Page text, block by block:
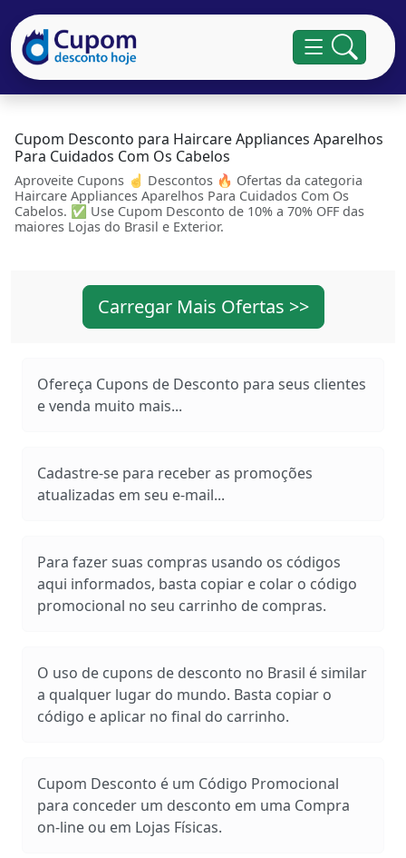
Cupom Desconto para Haircare Appliances Aparelhos
Para Cuidados Com Os Cabelos
Aproveite Cupons ☝ Descontos 🔥 Ofertas da categoria
Haircare Appliances Aparelhos Para Cuidados Com Os
Cabelos. ✅ Use Cupom Desconto de 10% a 70% OFF das
maiores Lojas do Brasil e Exterior.
Carregar Mais Ofertas >>
Ofereça Cupons de Desconto para seus clientes
e venda muito mais...
Cadastre-se para receber as promoções
atualizadas em seu e-mail...
Para fazer suas compras usando os códigos
aqui informados, basta copiar e colar o código
promocional no seu carrinho de compras.
O uso de cupons de desconto no Brasil é similar
a qualquer lugar do mundo. Basta copiar o
código e aplicar no final do carrinho.
Cupom Desconto é um Código Promocional
para conceder um desconto em uma Compra
on-line ou em Lojas Físicas.